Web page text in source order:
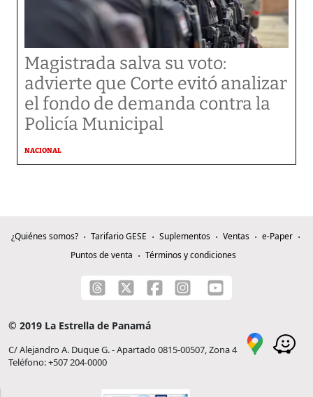
Magistrada salva su voto:
advierte que Corte evitó analizar
el fondo de demanda contra la
Policía Municipal
NACIONAL
¿Quiénes somos? Tarifario GESE Suplementos Ventas
e-Paper
Puntos de venta
Términos y condiciones
© 2019 La Estrella de Panamá
C/ Alejandro A. Duque G. - Apartado 0815-00507, Zona 4
Teléfono: +507 204-0000